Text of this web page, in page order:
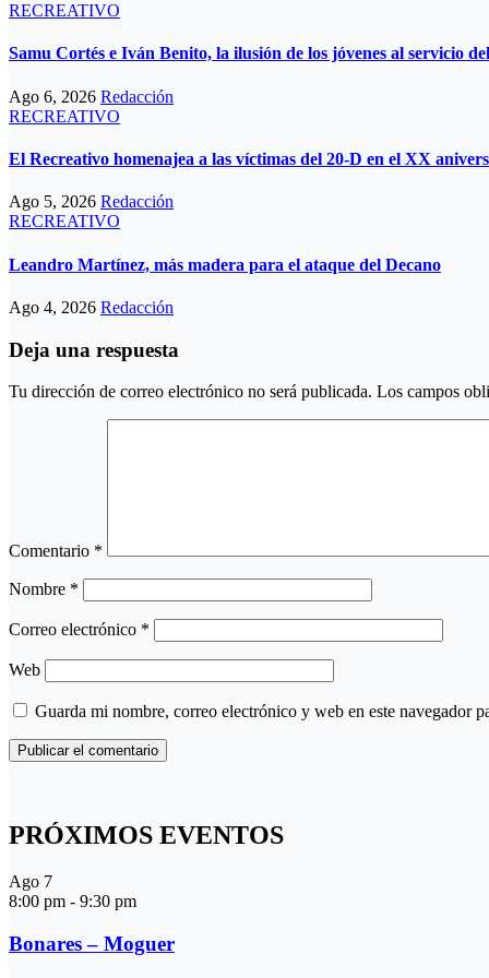
RECREATIVO
Samu Cortés e Iván Benito, la ilusión de los jóvenes al servicio
Ago 6, 2026 Redacción
RECREATIVO
El Recreativo homenajea a las víctimas del 20-D en el XX
Ago 5, 2026 Redacción
RECREATIVO
Leandro Martínez, más madera para el ataque del Decano
Ago 4, 2026 Redacción
Deja una respuesta
Tu dirección de correo electrónico no será publicada. Los campos
Comentario *
Nombre *
Correo electrónico *
Web
Guarda mi nombre, correo electrónico y web en este navegador
PRÓXIMOS EVENTOS
Ago 7
8:00 pm - 9:30 pm
Bonares – Moguer